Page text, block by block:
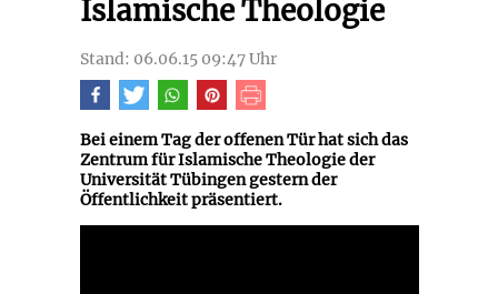
Islamische Theologie
Stand: 06.06.15 09:47 Uhr
Bei einem Tag der offenen Tür hat sich das
Zentrum für Islamische Theologie der
Universität Tübingen gestern der
Öffentlichkeit präsentiert.